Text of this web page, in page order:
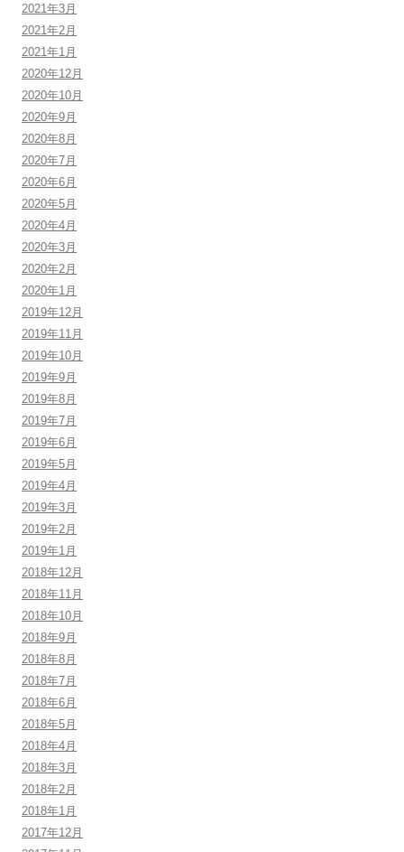
2021年3月
2021年2月
2021年1月
2020年12月
2020年10月
2020年9月
2020年8月
2020年7月
2020年6月
2020年5月
2020年4月
2020年3月
2020年2月
2020年1月
2019年12月
2019年11月
2019年10月
2019年9月
2019年8月
2019年7月
2019年6月
2019年5月
2019年4月
2019年3月
2019年2月
2019年1月
2018年12月
2018年11月
2018年10月
2018年9月
2018年8月
2018年7月
2018年6月
2018年5月
2018年4月
2018年3月
2018年2月
2018年1月
2017年12月